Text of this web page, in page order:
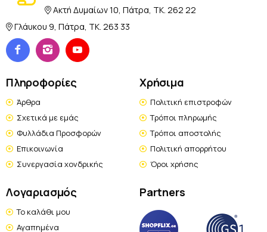
Ακτή Δυμαίων 10, Πάτρα, TK. 262 22
Γλάυκου 9, Πάτρα, TK. 263 33
Πληροφορίες
Άρθρα
Σχετικά με εμάς
Φυλλάδια Προσφορών
Επικοινωνία
Συνεργασία χονδρικής
Χρήσιμα
Πολιτική επιστροφών
Τρόποι πληρωμής
Τρόποι αποστολής
Πολιτική απορρήτου
Όροι χρήσης
Λογαριασμός
Το καλάθι μου
Αγαπημένα
Partners